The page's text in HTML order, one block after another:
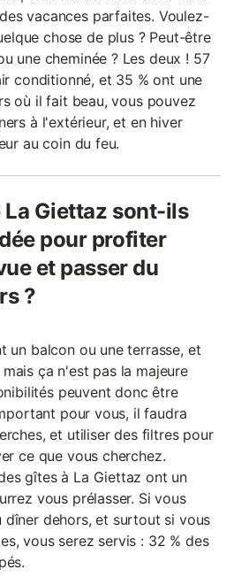
vacances parfaites. Voulez-
chose de plus ? Peut-être
une cheminée ? Les deux ! 57
conditionné, et 35 % ont une
où il fait beau, vous pouvez
à l'extérieur, et en hiver
au coin du feu.
La Giettaz sont-ils
pour profiter
et passer du
?
un balcon ou une terrasse, et
ça n'est pas la majeure
peuvent donc être
pour vous, il faudra
et utiliser des filtres pour
ce que vous cherchez.
gîtes à La Giettaz ont un
vous prélasser. Si vous
dîner dehors, et surtout si vous
vous serez servis : 32 % des